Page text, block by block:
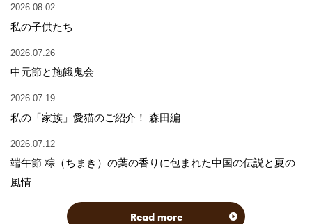
2026.08.02
私の子供たち
2026.07.26
中元節と施餓鬼会
2026.07.19
私の「家族」愛猫のご紹介！ 森田編
2026.07.12
端午節 粽（ちまき）の葉の香りに包まれた中国の伝説と夏の
風情
Read more